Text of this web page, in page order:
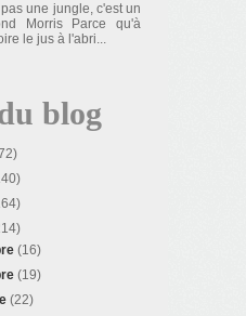
une jungle, c'est un
Morris Parce qu'à
le jus à l'abri...
blog
(16)
(19)
(22)